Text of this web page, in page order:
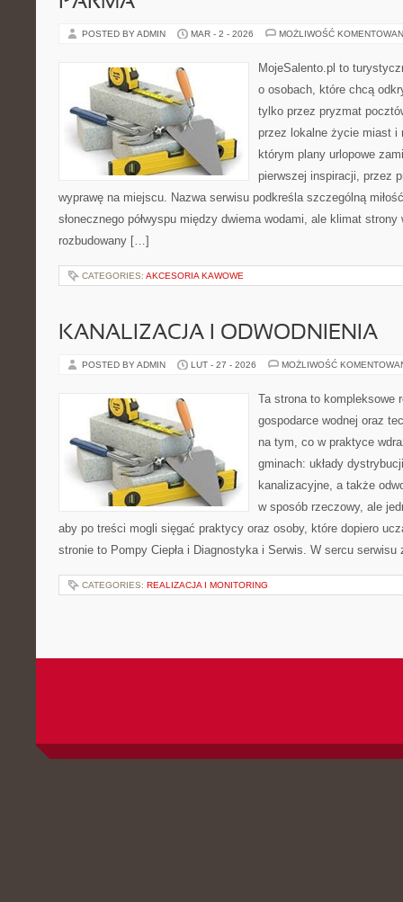
POSTED BY ADMIN MAR - 2 - 2026 MOŻLIWOŚĆ
MojeSalento.pl to
o osobach, które chcą
tylko przez pryzmat
przez lokalne życie miast i
którym plany urlopowe
pierwszej inspiracji, przez
wyprawę na miejscu. Nazwa serwisu podkreśla szczególną
słonecznego półwyspu między dwiema wodami, ale klimat
rozbudowany […]
CATEGORIES: AKCESORIA KAWOWE
KANALIZACJA I ODWODNIENIA
POSTED BY ADMIN LUT - 27 - 2026 MOŻLIWOŚĆ
Ta strona to kompleksowe
gospodarce wodnej oraz
na tym, co w praktyce
gminach: układy
kanalizacyjne, a także
w sposób rzeczowy, ale
aby po treści mogli sięgać praktycy oraz osoby, które dopiero
stronie to Pompy Ciepła i Diagnostyka i Serwis. W sercu
CATEGORIES: REALIZACJA I MONITORING